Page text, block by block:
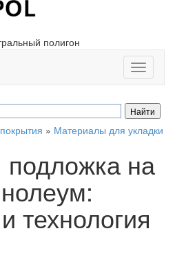
полигон
Toggle
» Материалы для укладки
подложка на
технология